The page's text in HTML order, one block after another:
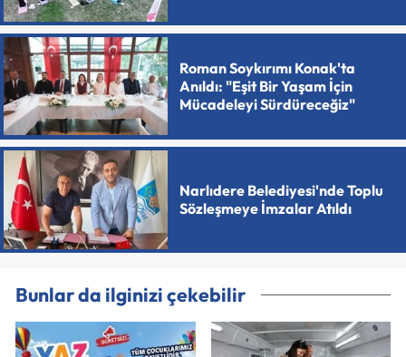
Roman Soykırımı Konak'ta
Anıldı: "Eşit Bir Yaşam İçin
Mücadeleyi Sürdüreceğiz"
Narlıdere Belediyesi'nde Toplu
Sözleşmeye İmzalar Atıldı
Bunlar da ilginizi çekebilir